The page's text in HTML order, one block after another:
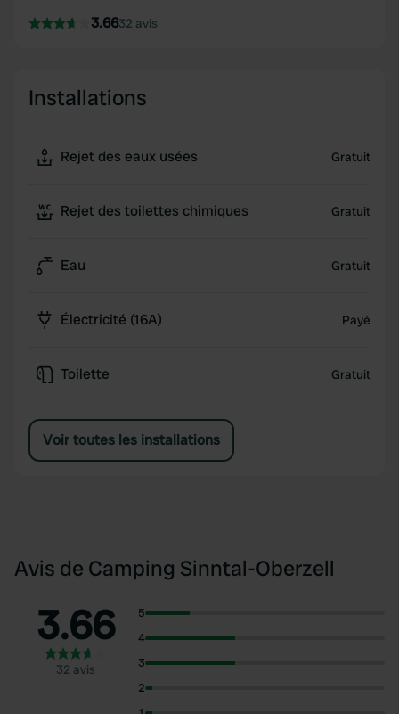
3.6632 avis
Installations
Rejet des eaux usées Gratuit
Rejet des toilettes chimiques Gratuit
Eau Gratuit
Électricité (16A) Payé
Toilette Gratuit
Voir toutes les installations
Avis de Camping Sinntal-Oberzell
3.66
32 avis
5
4
3
2